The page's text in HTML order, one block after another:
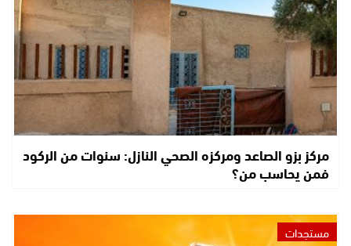
مركز بزو الصاعد ومركزه الصحي النازل: سنوات من الركود
فمن يحاسب من؟
مستجدات